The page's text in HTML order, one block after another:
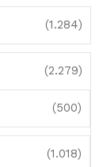
(1.284)
(2.279)
(500)
(1.018)